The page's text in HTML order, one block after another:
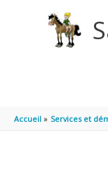
Accueil Services et